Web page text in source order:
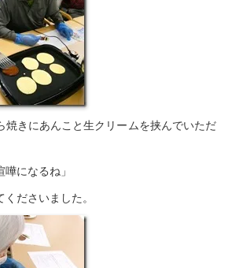
焼きにあんこと生クリームを挟んでいただ
嘩になるね」
ださいました。